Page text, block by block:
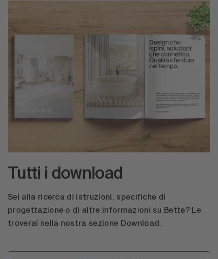
Tutti i download
Sei alla ricerca di istruzioni, specifiche di
progettazione o di altre informazioni su Bette? Le
troverai nella nostra sezione Download.